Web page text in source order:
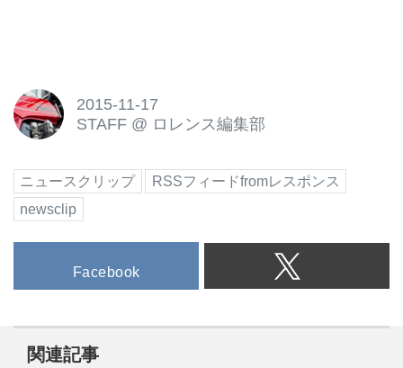
2015-11-17
STAFF @ ロレンス編集部
ニュースクリップ
RSSフィードfromレスポンス
newsclip
Facebook
関連記事